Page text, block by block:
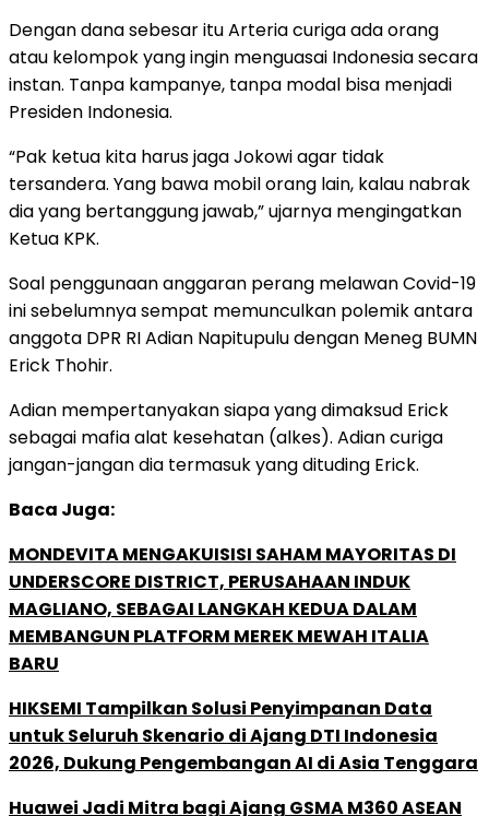
Dengan dana sebesar itu Arteria curiga ada orang
atau kelompok yang ingin menguasai Indonesia secara
instan. Tanpa kampanye, tanpa modal bisa menjadi
Presiden Indonesia.
“Pak ketua kita harus jaga Jokowi agar tidak
tersandera. Yang bawa mobil orang lain, kalau nabrak
dia yang bertanggung jawab,” ujarnya mengingatkan
Ketua KPK.
Soal penggunaan anggaran perang melawan Covid-19
ini sebelumnya sempat memunculkan polemik antara
anggota DPR RI Adian Napitupulu dengan Meneg BUMN
Erick Thohir.
Adian mempertanyakan siapa yang dimaksud Erick
sebagai mafia alat kesehatan (alkes). Adian curiga
jangan-jangan dia termasuk yang dituding Erick.
Baca Juga:
MONDEVITA MENGAKUISISI SAHAM MAYORITAS DI
UNDERSCORE DISTRICT, PERUSAHAAN INDUK
MAGLIANO, SEBAGAI LANGKAH KEDUA DALAM
MEMBANGUN PLATFORM MEREK MEWAH ITALIA
BARU
HIKSEMI Tampilkan Solusi Penyimpanan Data
untuk Seluruh Skenario di Ajang DTI Indonesia
2026, Dukung Pengembangan AI di Asia Tenggara
Huawei Jadi Mitra bagi Ajang GSMA M360 ASEAN